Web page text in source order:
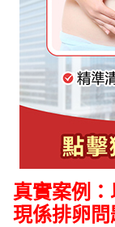
真實案例
現係排卵問